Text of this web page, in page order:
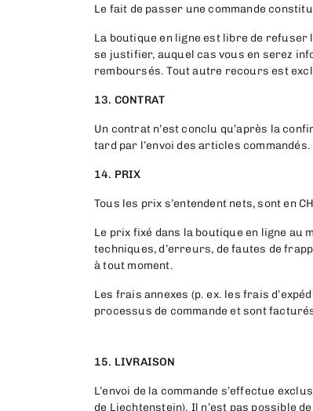
Le fait de passer une commande
La boutique en ligne est libre de refuser
se justifier, auquel cas vous en serez
remboursés. Tout autre recours est
13. CONTRAT
Un contrat n’est conclu qu’après la
tard par l’envoi des articles commandés.
14. PRIX
Tous les prix s’entendent nets, sont en
Le prix fixé dans la boutique en ligne au
techniques, d’erreurs, de fautes de
à tout moment.
Les frais annexes (p. ex. les frais
processus de commande et sont
15. LIVRAISON
L’envoi de la commande s’effectue
de Liechtenstein). Il n’est pas possible